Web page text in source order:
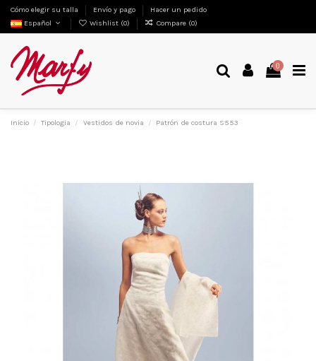
Cómo elegir su talla Envío y pago
Hacer un pedido
Español
Wishlist (0) Compare (0)
0
Inicio Tipologia Vestidos de novia Patrón de costura S553